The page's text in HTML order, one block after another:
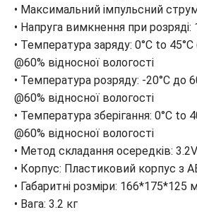
• Максимальний імпульсний
• Напруга вимкнення при розряді:
• Температура заряду: 0°C to
@60% відносної вологості
• Температура розряду: -20°C до
@60% відносної вологості
• Температура зберігання: 0°C to
@60% відносної вологості
• Метод складання осередків:
• Корпус: Пластиковий корпус з
• Габаритні розміри: 166*175*125
• Вага: 3.2 кг